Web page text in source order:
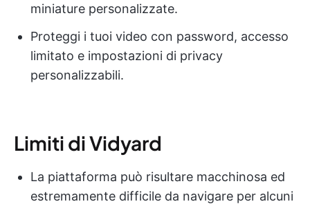
miniature personalizzate.
Proteggi i tuoi video con password, accesso
limitato e impostazioni di privacy
personalizzabili.
Limiti di Vidyard
La piattaforma può risultare macchinosa ed
estremamente difficile da navigare per alcuni